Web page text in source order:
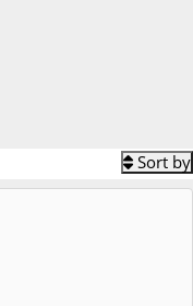
Sort by